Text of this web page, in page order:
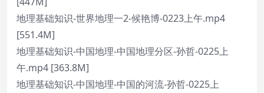
地理基础知识-世界地理一2-候艳博-0223上午.mp4
[551.4M]
地理基础知识-中国地理-中国地理分区-孙哲-0225上
午.mp4 [363.8M]
地理基础知识-中国地理-中国的河流-孙哲-0225上